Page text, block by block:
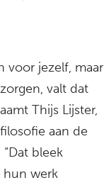
voor jezelf, maar
valt dat
Thijs Lijster,
aan de
“Dat bleek
hun werk